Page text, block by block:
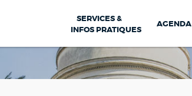
SERVICES &
INFOS PRATIQUES
AGENDA